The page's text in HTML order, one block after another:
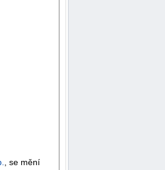
, se mění